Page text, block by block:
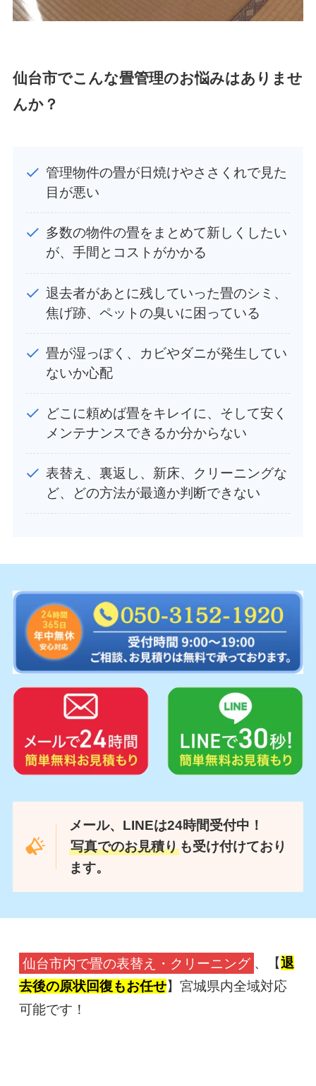
仙台市でこんな畳管理のお悩みはありませ
んか？
管理物件の畳が日焼けやささくれで見た
目が悪い
多数の物件の畳をまとめて新しくしたい
が、手間とコストがかかる
退去者があとに残していった畳のシミ、
焦げ跡、ペットの臭いに困っている
畳が湿っぽく、カビやダニが発生してい
ないか心配
どこに頼めば畳をキレイに、そして安く
メンテナンスできるか分からない
表替え、裏返し、新床、クリーニングな
ど、どの方法が最適か判断できない
メール、LINEは24時間受付中！
写真でのお見積りも受け付けており
ます。
仙台市内で畳の表替え・クリーニング 、【退
去後の原状回復もお任せ】宮城県内全域対応
可能です！